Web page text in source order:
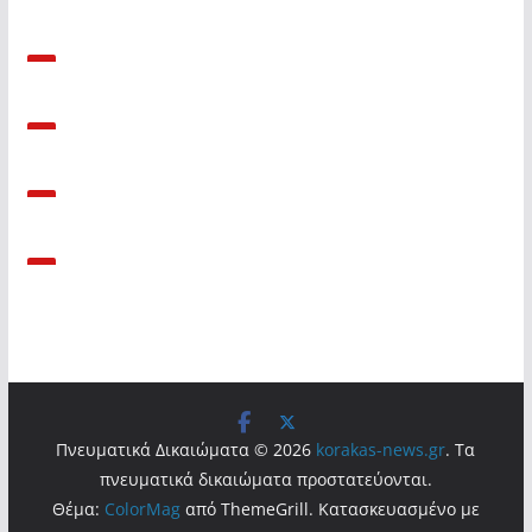
Πνευματικά Δικαιώματα © 2026 korakas-news.gr. Τα
πνευματικά δικαιώματα προστατεύονται.
Θέμα: ColorMagαπό ThemeGrill. Κατασκευασμένο με